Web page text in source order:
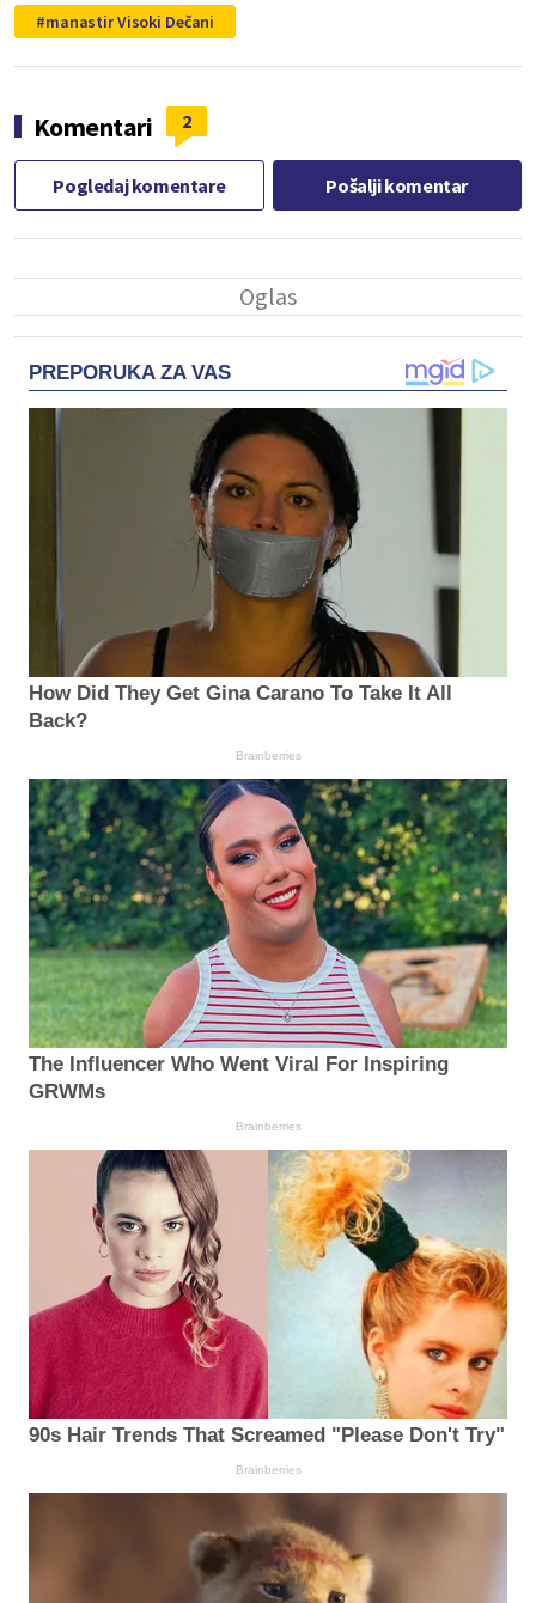
manastir Visoki Dečani
Komentari 2
Pogledaj komentare Pošalji komentar
PREPORUKA ZA VAS
How Did They Get Gina Carano To Take It All
Back?
Brainberries
The Influencer Who Went Viral For Inspiring
GRWMs
Brainberries
90s Hair Trends That Screamed "Please Don't Try"
Brainberries